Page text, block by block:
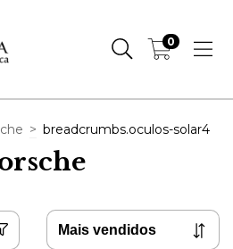
0
> breadcrumbs.oculos-solar4